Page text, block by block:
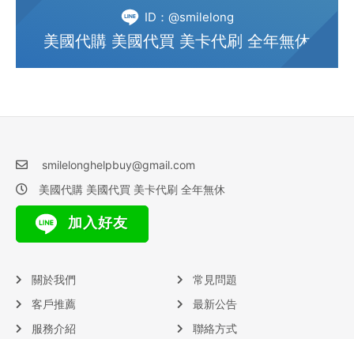
ID：@smilelong
美國代購 美國代買 美卡代刷 全年無休
smilelonghelpbuy@gmail.com
美國代購 美國代買 美卡代刷 全年無休
加入好友
關於我們
客戶推薦
服務介紹
常見問題
最新公告
聯絡方式